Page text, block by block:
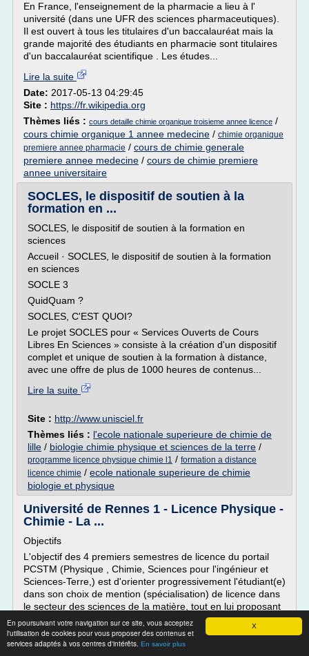
X
En poursuivant votre navigation sur ce site, vous acceptez
l'utilisation de cookies pour vous proposer des contenus et
services adaptés à vos centres d'intérêts. En savoir plus
En France, l'enseignement de la pharmacie a lieu à l'
université (dans une UFR des sciences pharmaceutiques).
Il est ouvert à tous les titulaires d'un baccalauréat mais la
grande majorité des étudiants en pharmacie sont titulaires
d'un baccalauréat scientifique . Les études...
Lire la suite
Date: 2017-05-13 04:29:45
Site : https://fr.wikipedia.org
Thèmes liés : cours detaille chimie organique troisieme annee licence /
cours chimie organique 1 annee medecine / chimie organique
premiere annee pharmacie / cours de chimie generale
premiere annee medecine / cours de chimie premiere
annee universitaire
SOCLES, le dispositif de soutien à la
formation en ...
SOCLES, le dispositif de soutien à la formation en
sciences
Accueil · SOCLES, le dispositif de soutien à la formation
en sciences
SOCLE 3
QuidQuam ?
SOCLES, C'EST QUOI?
Le projet SOCLES pour « Services Ouverts de Cours
Libres En Sciences » consiste à la création d'un dispositif
complet et unique de soutien à la formation à distance,
avec une offre de plus de 1000 heures de contenus...
Lire la suite
Site : http://www.unisciel.fr
Thèmes liés : l'ecole nationale superieure de chimie de
lille / biologie chimie physique et sciences de la terre /
programme licence physique chimie l1 / formation a distance
licence chimie / ecole nationale superieure de chimie
biologie et physique
Université de Rennes 1 - Licence Physique -
Chimie - La ...
Objectifs
L'objectif des 4 premiers semestres de licence du portail
PCSTM (Physique , Chimie, Sciences pour l'ingénieur et
Sciences-Terre,) est d'orienter progressivement l'étudiant(e)
dans son choix de mention (spécialisation) de licence dans
le secteur des sciences de la matière, tout en lui proposant
un accompagnement personnalisé et des outils lui
permettant d'élaborer et accomplir son...